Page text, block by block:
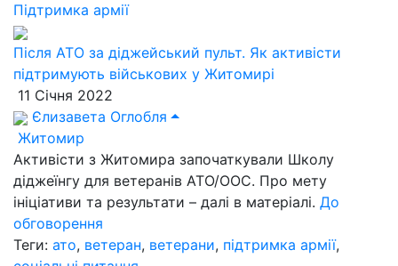
Підтримка армії
Після АТО за діджейський пульт. Як активісти
підтримують військових у Житомирі
11 Січня 2022
Єлизавета Оглобля
Житомир
Активісти з Житомира започаткували Школу
діджеїнгу для ветеранів АТО/ООС. Про мету
ініціативи та результати – далі в матеріалі. До
обговорення
Теги: ато, ветеран, ветерани, підтримка армії,